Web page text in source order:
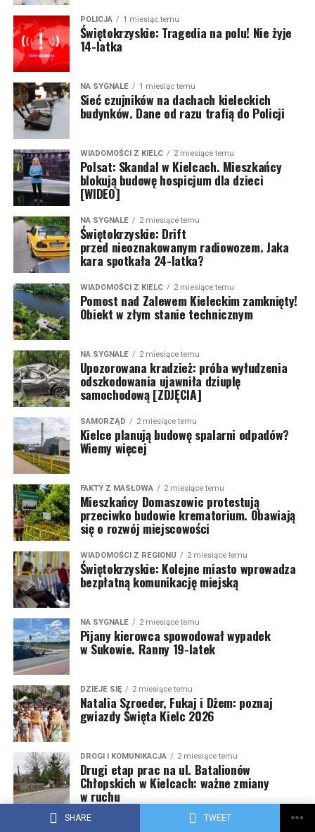
SHARE TWEET
POLICJA 1 miesiąc temu
Świętokrzyskie: Tragedia na polu! Nie żyje
14-latka
NA SYGNALE 1 miesiąc temu
Sieć czujników na dachach kieleckich
budynków. Dane od razu trafią do Policji
WIADOMOŚCI Z KIELC 2 miesiące temu
Polsat: Skandal w Kielcach. Mieszkańcy
blokują budowę hospicjum dla dzieci
[WIDEO]
NA SYGNALE 2 miesiące temu
Świętokrzyskie: Drift
przed nieoznakowanym radiowozem. Jaka
kara spotkała 24-latka?
WIADOMOŚCI Z KIELC 2 miesiące temu
Pomost nad Zalewem Kieleckim zamknięty!
Obiekt w złym stanie technicznym
NA SYGNALE 2 miesiące temu
Upozorowana kradzież: próba wyłudzenia
odszkodowania ujawniła dziuplę
samochodową [ZDJĘCIA]
SAMORZĄD 2 miesiące temu
Kielce planują budowę spalarni odpadów?
Wiemy więcej
FAKTY Z MASŁOWA 2 miesiące temu
Mieszkańcy Domaszowic protestują
przeciwko budowie krematorium. Obawiają
się o rozwój miejscowości
WIADOMOŚCI Z REGIONU 2 miesiące temu
Świętokrzyskie: Kolejne miasto wprowadza
bezpłatną komunikację miejską
NA SYGNALE 2 miesiące temu
Pijany kierowca spowodował wypadek
w Sukowie. Ranny 19-latek
DZIEJE SIĘ 2 miesiące temu
Natalia Szroeder, Fukaj i Dżem: poznaj
gwiazdy Święta Kielc 2026
DROGI I KOMUNIKACJA 2 miesiące temu
Drugi etap prac na ul. Batalionów
Chłopskich w Kielcach: ważne zmiany
w ruchu
DROGI I KOMUNIKACJA 2 miesiące temu